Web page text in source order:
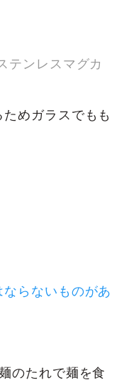
テンレスマグカ
めガラスでもも
らないものがあ
のたれで麺を食